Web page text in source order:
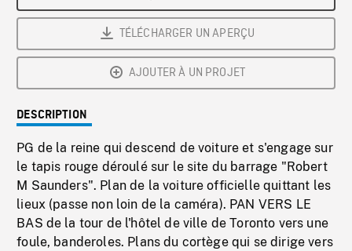
TÉLÉCHARGER UN APERÇU
AJOUTER À UN PROJET
DESCRIPTION
PG de la reine qui descend de voiture et s'engage sur
le tapis rouge déroulé sur le site du barrage "Robert
M Saunders". Plan de la voiture officielle quittant les
lieux (passe non loin de la caméra). PAN VERS LE
BAS de la tour de l'hôtel de ville de Toronto vers une
foule, banderoles. Plans du cortège qui se dirige vers